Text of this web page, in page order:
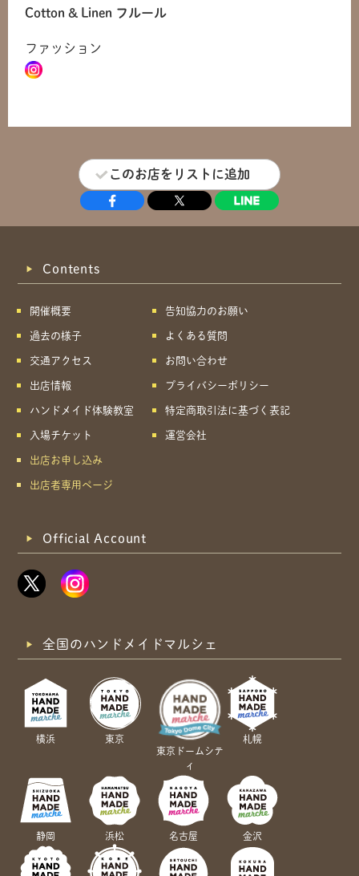
Cotton & Linen フルール
ファッション
このお店をリストに追加
Contents
開催概要
過去の様子
交通アクセス
出店情報
ハンドメイド体験教室
入場チケット
出店お申し込み
出店者専用ページ
告知協力のお願い
よくある質問
お問い合わせ
プライバシーポリシー
特定商取引法に基づく表記
運営会社
Official Account
全国のハンドメイドマルシェ
横浜
東京
東京ドームシテ
ィ
札幌
静岡 浜松 名古屋 金沢